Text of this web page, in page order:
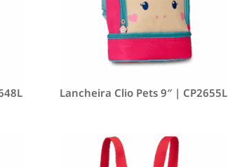
Lancheira Clio Pets 9″ | CP2655L